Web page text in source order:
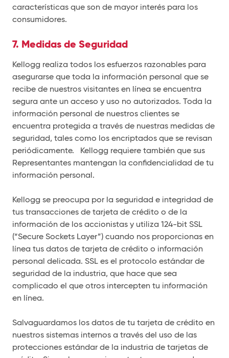
características que son de mayor interés para los
consumidores.
7. Medidas de Seguridad
Kellogg realiza todos los esfuerzos razonables para
asegurarse que toda la información personal que se
recibe de nuestros visitantes en línea se encuentra
segura ante un acceso y uso no autorizados. Toda la
información personal de nuestros clientes se
encuentra protegida a través de nuestras medidas de
seguridad, tales como los encriptados que se revisan
periódicamente. Kellogg requiere también que sus
Representantes mantengan la confidencialidad de tu
información personal.
Kellogg se preocupa por la seguridad e integridad de
tus transacciones de tarjeta de crédito o de la
información de los accionistas y utiliza 124-bit SSL
(“Secure Sockets Layer”) cuando nos proporcionas en
línea tus datos de tarjeta de crédito o información
personal delicada. SSL es el protocolo estándar de
seguridad de la industria, que hace que sea
complicado el que otros intercepten tu información
en línea.
Salvaguardamos los datos de tu tarjeta de crédito en
nuestros sistemas internos a través del uso de las
protecciones estándar de la industria de tarjetas de